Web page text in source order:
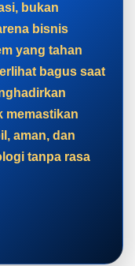
bukan
bisnis
yang tahan
bagus saat
memastikan
aman, dan
tanpa rasa